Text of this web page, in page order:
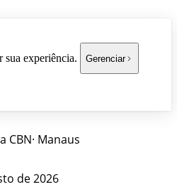
sua experiência. Gerenciar
CBN· Manaus
de 2026